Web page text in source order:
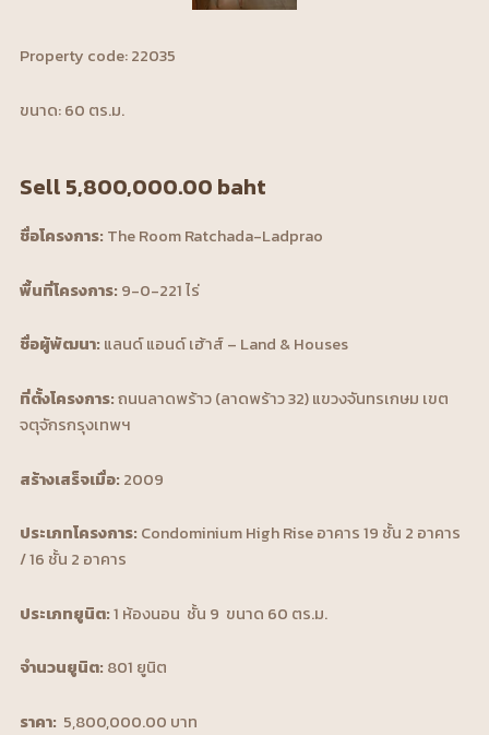
Property code: 22035
ขนาด: 60 ตร.ม.
Sell 5,800,000.00 baht
ชื่อโครงการ: The Room Ratchada-Ladprao​
พื้นที่โครงการ: 9-0-221 ไร่
ชื่อผู้พัฒนา: แลนด์ แอนด์ เฮ้าส์ – Land & Houses
ที่ตั้งโครงการ:ถนนลาดพร้าว (ลาดพร้าว 32) แขวงจันทรเกษม เขต
จตุจักรกรุงเทพฯ
สร้างเสร็จเมื่อ: 2009
ประเภทโครงการ: Condominium High Rise อาคาร 19 ชั้น 2 อาคาร
/ 16 ชั้น 2 อาคาร
ประเภทยูนิต:1 ห้องนอน ชั้น 9 ขนาด 60 ตร.ม.
จำนวนยูนิต: 801 ยูนิต
ราคา: 5,800,000.00 บาท